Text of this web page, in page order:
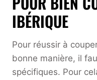
IBÉRIQUE
Pour réussir à
bonne manière, il
spécifiques. Pour